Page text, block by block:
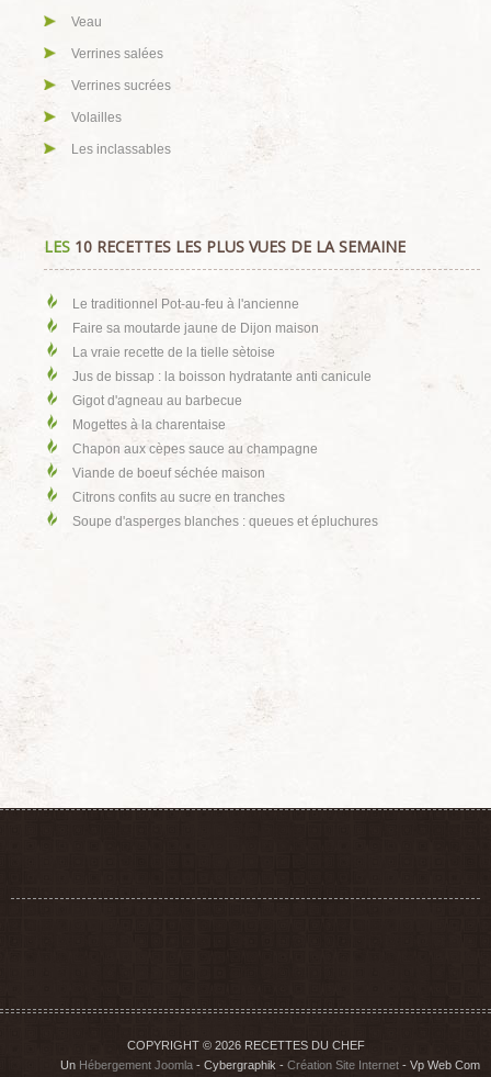
Veau
Verrines salées
Verrines sucrées
Volailles
Les inclassables
LES 10 RECETTES LES PLUS VUES DE LA SEMAINE
Le traditionnel Pot-au-feu à l'ancienne
Faire sa moutarde jaune de Dijon maison
La vraie recette de la tielle sètoise
Jus de bissap : la boisson hydratante anti canicule
Gigot d'agneau au barbecue
Mogettes à la charentaise
Chapon aux cèpes sauce au champagne
Viande de boeuf séchée maison
Citrons confits au sucre en tranches
Soupe d'asperges blanches : queues et épluchures
COPYRIGHT © 2026 RECETTES DU CHEF
Un Hébergement Joomla - Cybergraphik - Création Site Internet - Vp Web Com